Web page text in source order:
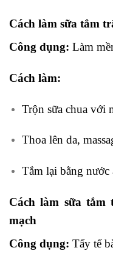
Cách làm sữa tắm
Công dụng: Làm
Cách làm:
Trộn sữa chua với
Thoa lên da,
Tắm lại bằng nước
Cách làm sữa
mạch
Công dụng: Tẩy tế